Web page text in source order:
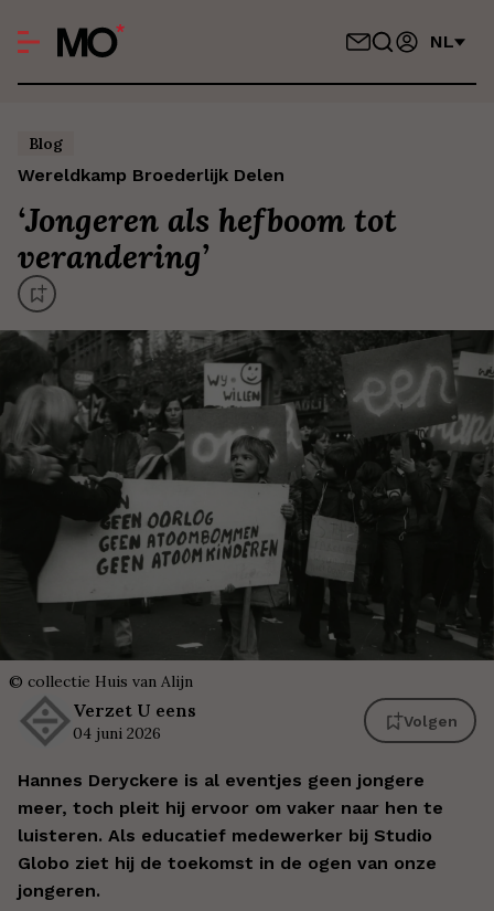
NL
Blog
Wereldkamp Broederlijk Delen
‘Jongeren als hefboom tot
verandering’
© collectie Huis van Alijn
Verzet U eens
04 juni 2026
Volgen
Hannes Deryckere is al eventjes geen jongere
meer, toch pleit hij ervoor om vaker naar hen te
luisteren. Als educatief medewerker bij Studio
Globo ziet hij de toekomst in de ogen van onze
jongeren.